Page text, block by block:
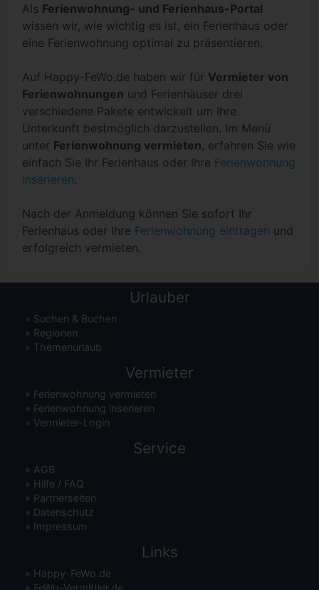
Als Ferienwohnung- und Ferienhaus-Portal
wissen wir, wie wichtig es ist, ein Ferienhaus oder
eine Ferienwohnung optimal zu präsentieren.
Auf Happy-FeWo.de haben wir für Vermieter von
Ferienwohnungen und Ferienhäuser drei
verschiedene Pakete entwickelt um Ihre
Unterkunft bestmöglich darzustellen. Im Menü
unter Ferienwohnung vermieten , erfahren Sie wie
einfach Sie Ihr Ferienhaus oder Ihre Ferienwohnung
inserieren.
Nach der Anmeldung können Sie sofort Ihr
Ferienhaus oder Ihre Ferienwohnung eintragen und
erfolgreich vermieten.
Urlauber
» Suchen & Buchen
» Regionen
» Themenurlaub
Vermieter
» Ferienwohnung vermieten
» Ferienwohnung inserieren
» Vermieter-Login
Service
» AGB
» Hilfe / FAQ
» Partnerseiten
» Datenschutz
» Impressum
Links
» Happy-FeWo.de
» FeWo-Vermittler.de